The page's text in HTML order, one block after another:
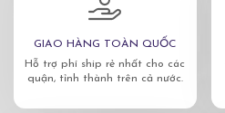
GIAO HÀNG TOÀN QUỐC
Hỗ trợ phí ship rẻ nhất cho các
quận, tỉnh thành trên cả nước.